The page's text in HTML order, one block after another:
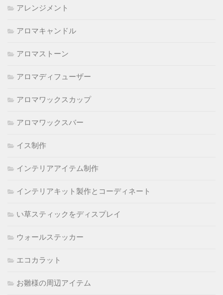
アレンジメント
アロマキャンドル
アロマストーン
アロマディフューザー
アロマワックスカップ
アロマワックスバー
イス制作
インテリアアイテム制作
インテリアキット製作とコーディネート
い草スティックをディスプレイ
ウォールステッカー
エコカラット
お雛様の周辺アイテム